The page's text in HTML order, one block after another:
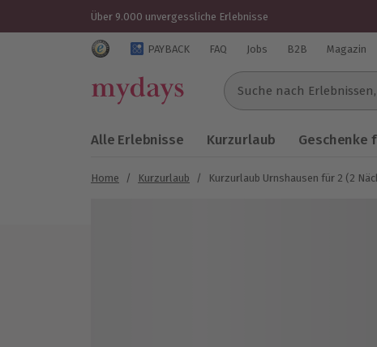
Über 9.000 unvergessliche Erlebnisse
Trustedshops Bewertungen für mydays.de
PAYBACK FAQ Jobs B2B Magazin
Suche nach Erlebnissen...
Alle Erlebnisse Kurzurlaub Geschenke
Home / Kurzurlaub / Kurzurlaub Urnshausen für 2 (2